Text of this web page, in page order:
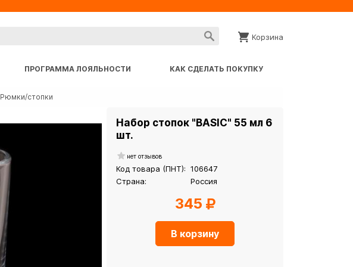
Корзина
ПРОГРАММА ЛОЯЛЬНОСТИ КАК СДЕЛАТЬ ПОКУПКУ
Рюмки/стопки
Набор стопок "BASIC" 55 мл 6
шт.
нет отзывов
Код товара (ПНТ): 106647
Страна:
Россия
345
В корзину